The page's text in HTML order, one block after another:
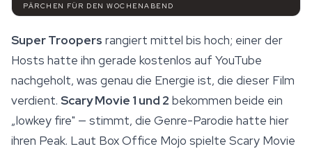
PÄRCHEN FÜR DEN WOCHENABEND
Super Troopers rangiert mittel bis hoch; einer der
Hosts hatte ihn gerade kostenlos auf YouTube
nachgeholt, was genau die Energie ist, die dieser Film
verdient. Scary Movie 1 und 2 bekommen beide ein
„lowkey fire" — stimmt, die Genre-Parodie hatte hier
ihren Peak. Laut Box Office Mojo spielte Scary Movie